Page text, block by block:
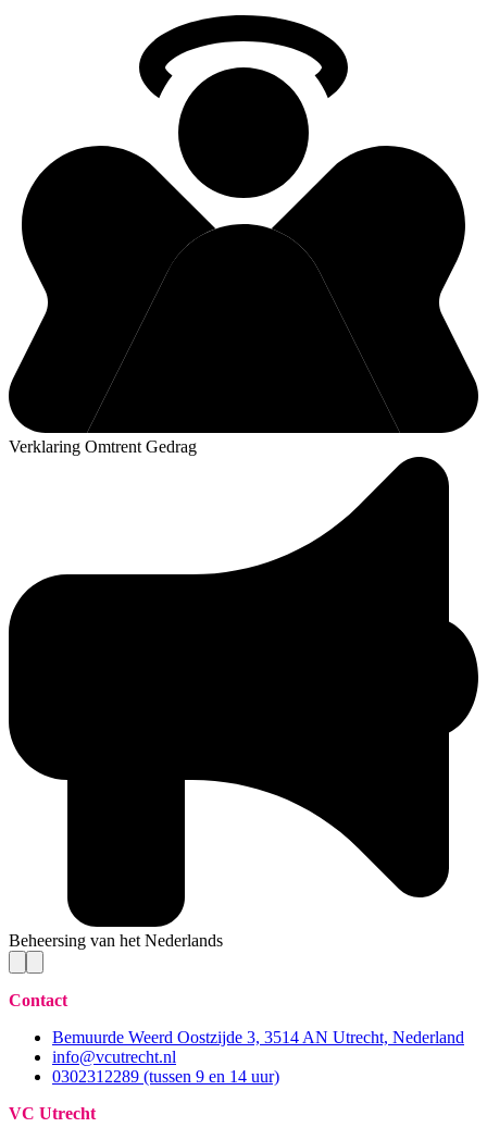
Verklaring Omtrent Gedrag
Beheersing van het Nederlands
Contact
Bemuurde Weerd Oostzijde 3, 3514 AN Utrecht, Nederland
info@vcutrecht.nl
0302312289 (tussen 9 en 14 uur)
VC Utrecht